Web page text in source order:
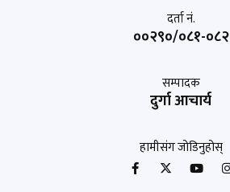
दर्ता नं.
००२९०/०८१-०८२
सम्पादक
दुर्गा आचार्य
हामीसंग जोडिनुहोस्